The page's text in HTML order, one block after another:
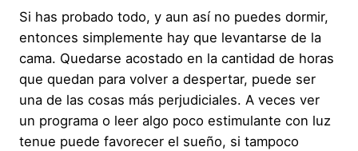
Si has probado todo, y aun así no puedes dormir,
entonces simplemente hay que levantarse de la
cama. Quedarse acostado en la cantidad de horas
que quedan para volver a despertar, puede ser
una de las cosas más perjudiciales. A veces ver
un programa o leer algo poco estimulante con luz
tenue puede favorecer el sueño, si tampoco